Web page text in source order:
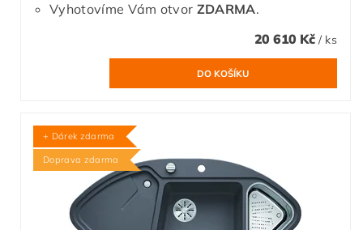
Vyhotovíme Vám otvor ZDARMA.
20 610 Kč / ks
+ Dárek zdarma
Doprava zdarma